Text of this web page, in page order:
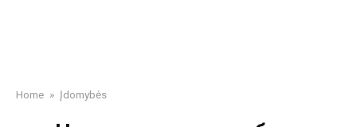
Home » Įdomybės